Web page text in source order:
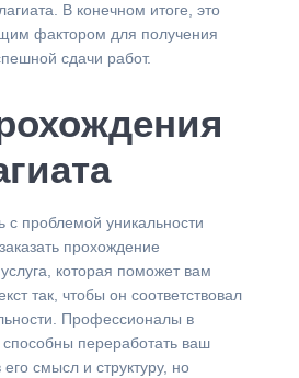
В конечном итоге, это
фактором для получения
сдачи работ.
с проблемой уникальности
прохождение
которая поможет вам
так, чтобы он соответствовал
Профессионалы в
способны переработать ваш
смысл и структуру, но